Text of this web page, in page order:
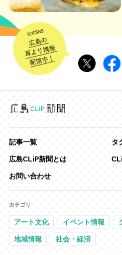
記事一覧 タ
広島CLiP新聞とは
お問い合わせ
カテゴリ
アート文化 イベント情報
地域情報 社会・経済